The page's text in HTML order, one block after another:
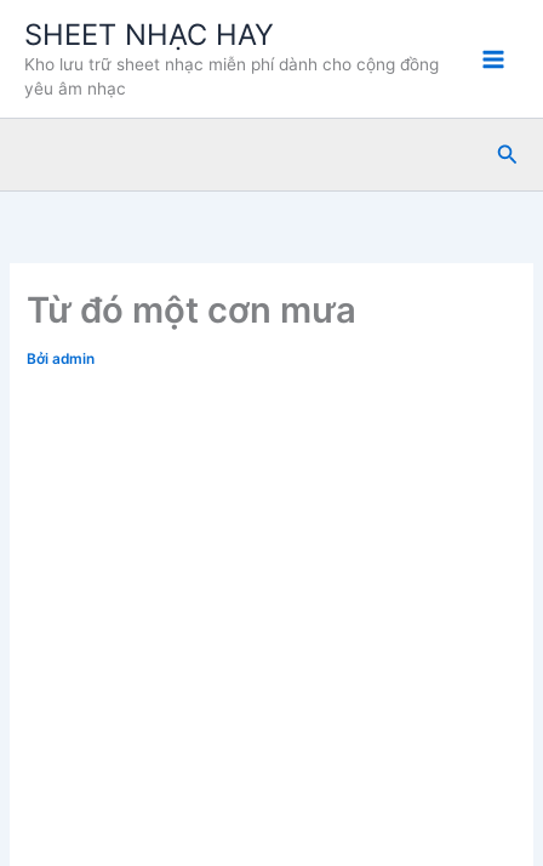
dung
SHEET NHẠC HAY
Kho lưu trữ sheet nhạc miễn phí dành cho cộng đồng
yêu âm nhạc
Tìm
Từ đó một cơn mưa
Bởiadmin